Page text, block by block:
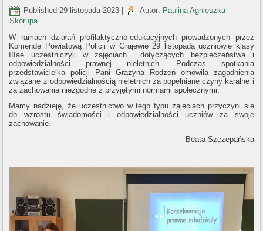
Published 29 listopada 2023 Autor: Paulina Agnieszka
Skorupa
W ramach działań profilaktyczno-edukacyjnych prowadzonych przez
Komendę Powiatową Policji w Grajewie 29 listopada uczniowie klasy
IIIae uczestniczyli w zajęciach dotyczących bezpieczeństwa i
odpowiedzialności prawnej nieletnich. Podczas spotkania
przedstawicielka policji Pani Grażyna Rodzeń omówiła zagadnienia
związane z odpowiedzialnością nieletnich za popełniane czyny karalne i
za zachowania niezgodne z przyjętymi normami społecznymi.
Mamy nadzieję, że uczestnictwo w tego typu zajęciach przyczyni się
do wzrostu świadomości i odpowiedzialności uczniów za swoje
zachowanie.
Beata Szczepańska